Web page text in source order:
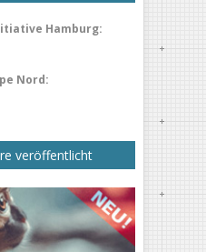
Hamburg:
Nord:
veröffentlicht